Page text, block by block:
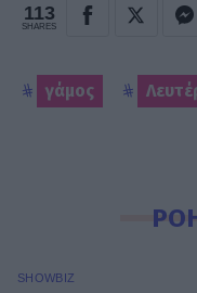
113
SHARES
γάμος
SHOWBIZ